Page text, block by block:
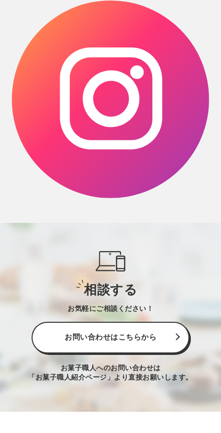
相談する
お気軽にご相談ください！
お問い合わせはこちらから
お菓子職人へのお問い合わせは
「お菓子職人紹介ページ」より直接お願いします。